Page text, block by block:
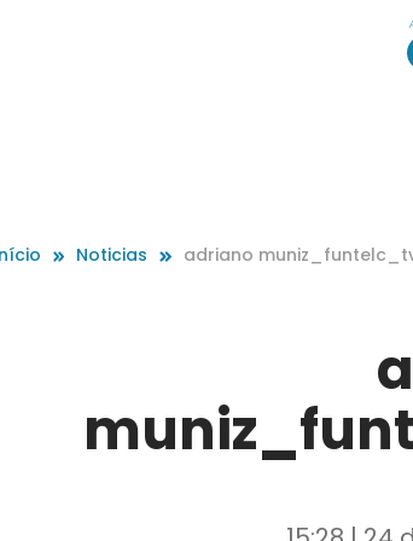
Noticias adriano